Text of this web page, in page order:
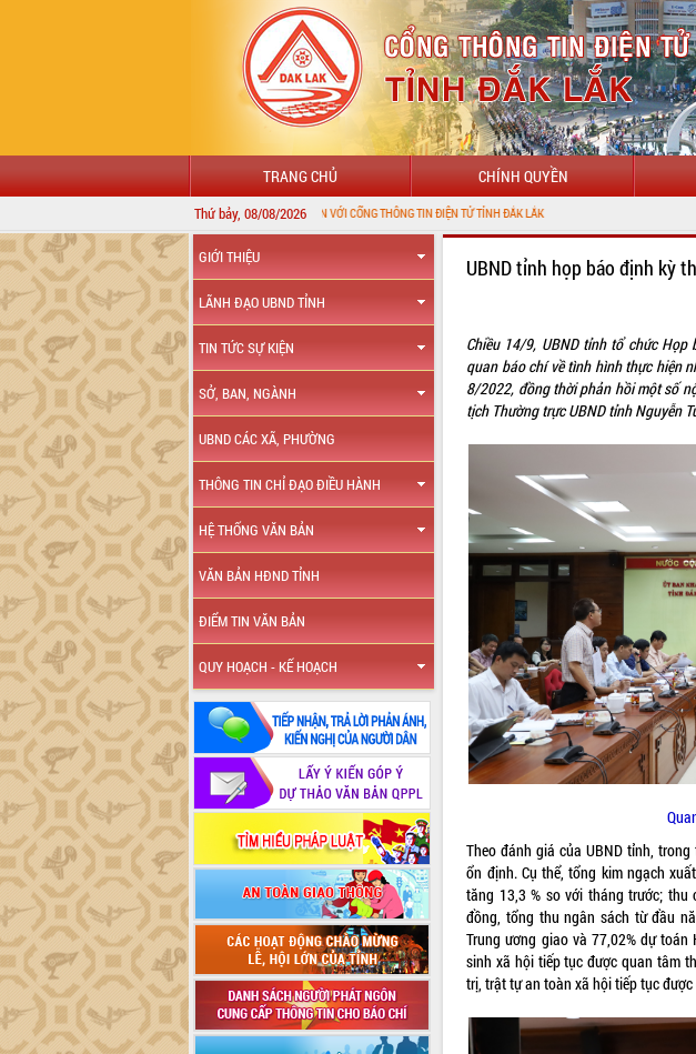
TRANG CHỦ CHÍNH QUYỀN
Thứ bảy, 08/08/2026
CHÀO MỪNG ĐẾN VỚI CỔNG THÔNG TIN ĐIỆN TỬ TỈNH ĐẮK LẮK
GIỚI THIỆU
LÃNH ĐẠO UBND TỈNH
TIN TỨC SỰ KIỆN
SỞ, BAN, NGÀNH
UBND CÁC XÃ, PHƯỜNG
THÔNG TIN CHỈ ĐẠO ĐIỀU HÀNH
HỆ THỐNG VĂN BẢN
VĂN BẢN HĐND TỈNH
ĐIỂM TIN VĂN BẢN
QUY HOẠCH - KẾ HOẠCH
UBND tỉnh họp báo định kỳ
Chiều 14/9, UBND tỉnh tổ chức
quan báo chí về tình hình thực hiện
8/2022, đồng thời phản hồi một số
tịch Thường trực UBND tỉnh Nguyễn
Theo đánh giá của UBND tỉnh,
ổn định. Cụ thể, tổng kim ngạch
tăng 13,3 % so với tháng trước;
đồng, tổng thu ngân sách từ đầu
Trung ương giao và 77,02% dự
sinh xã hội tiếp tục được quan tâm
trị, trật tự an toàn xã hội tiếp tục